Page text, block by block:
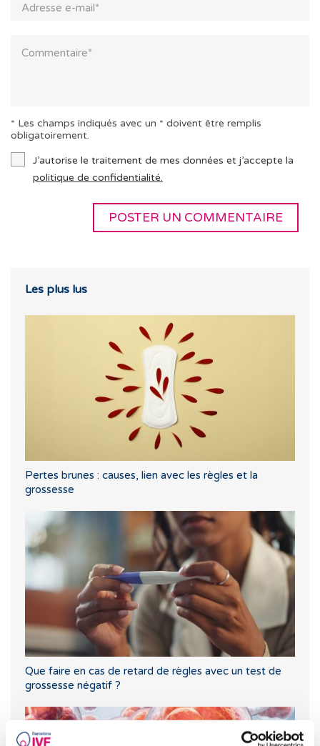
* Les champs indiqués avec un * doivent être remplis
obligatoirement.
J’autorise le traitement de mes données et j’accepte la
politique de confidentialité.
Les plus lus
Pertes brunes : causes, lien avec les règles et la
grossesse
Que faire en cas de retard de règles avec un test de
grossesse négatif ?